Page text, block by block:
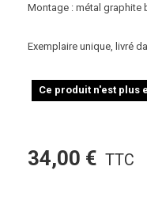
Montage : métal graphite
Exemplaire unique, livré
Ce produit n'est plus
34,00 € TTC